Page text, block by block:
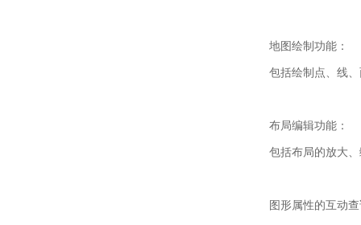
地图绘制功能：
包括绘制点、线、
布局编辑功能：
包括布局的放大、
图形属性的互动查